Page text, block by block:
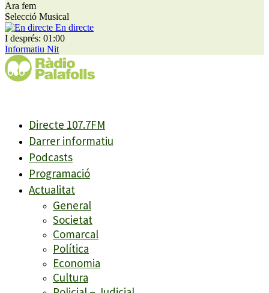
Ara fem
Selecció Musical
En directe
I després: 01:00
Informatiu Nit
Directe 107.7FM
Darrer informatiu
Podcasts
Programació
Actualitat
General
Societat
Comarcal
Política
Economia
Cultura